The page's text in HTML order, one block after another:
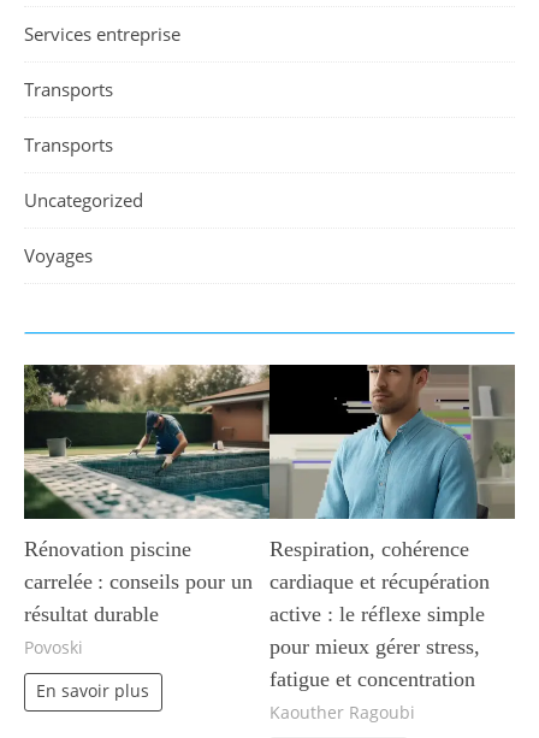
Services entreprise
Transports
Transports
Uncategorized
Voyages
Rénovation piscine
carrelée : conseils pour un
résultat durable
Povoski
En savoir plus
Respiration, cohérence
cardiaque et récupération
active : le réflexe simple
pour mieux gérer stress,
fatigue et concentration
Kaouther Ragoubi